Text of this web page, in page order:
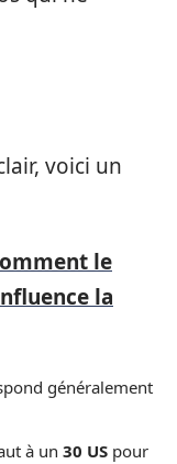
voici un
le
la
généralement
à un 30 US pour